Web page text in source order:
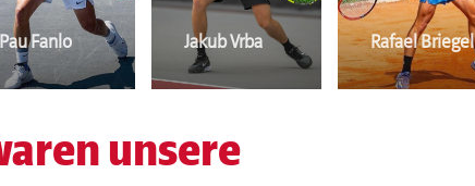
Fanlo Jakub Vrba Rafael Briegel
unsere